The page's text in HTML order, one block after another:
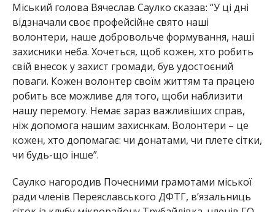
Міський голова Вячеслав Саулко сказав: “У ці дні
відзначали своє профейсійне свято наші
волонтери, наше добровольче формування, наші
захисники неба. Хочеться, щоб кожен, хто робить
свій внесок у захист громади, був удостоєний
поваги. Кожен волонтер своїм життям та працею
робить все можливе для того, щоби наблизити
нашу перемогу. Немає зараз важливіших справ,
ніж допомога нашим захиснкам. Волонтери – це
кожен, хто допомагає: чи донатами, чи плете сітки,
чи будь-що інше”.
Саулко нагородив Почесними грамотами міської
ради членів Переяславського ДФТГ, в’язальниць